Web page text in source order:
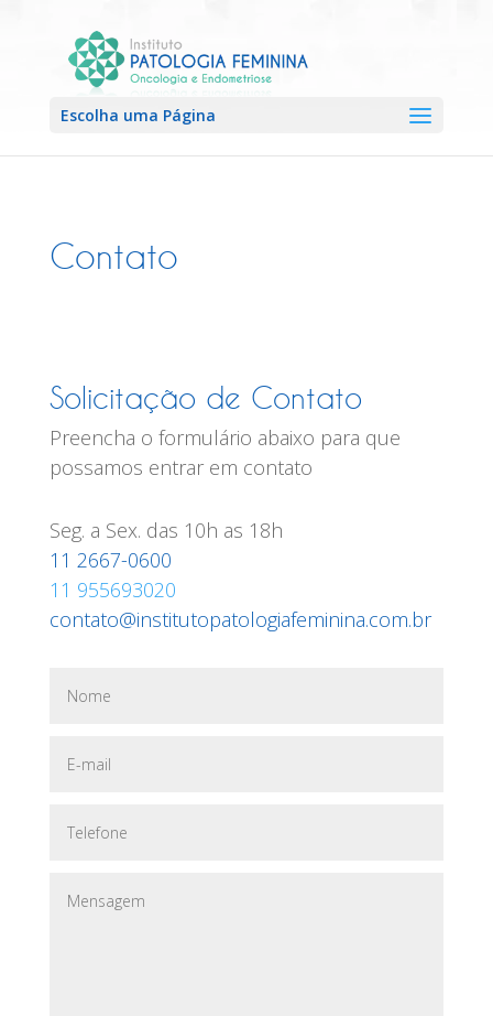
Escolha uma Página
Contato
Solicitação de Contato
Preencha o formulário abaixo para que
possamos entrar em contato
Seg. a Sex. das 10h as 18h
11 2667-0600
11 955693020
contato@institutopatologiafeminina.com.br